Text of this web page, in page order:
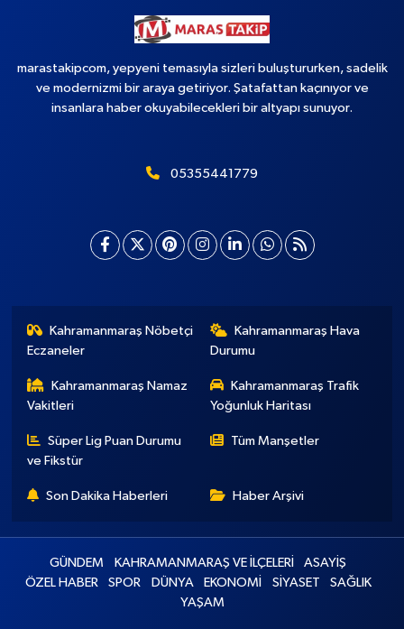
marastakipcom, yepyeni temasıyla sizleri buluştururken, sadelik
ve modernizmi bir araya getiriyor. Şatafattan kaçınıyor ve
insanlara haber okuyabilecekleri bir altyapı sunuyor.
05355441779
Kahramanmaraş Nöbetçi
Eczaneler
Kahramanmaraş Hava
Durumu
Kahramanmaraş Namaz
Vakitleri
Kahramanmaraş Trafik
Yoğunluk Haritası
Süper Lig Puan Durumu
ve Fikstür
Tüm Manşetler
Son Dakika Haberleri Haber Arşivi
GÜNDEM KAHRAMANMARAŞ VE İLÇELERİ
ASAYİŞ
ÖZEL HABER
SPOR DÜNYA EKONOMİ SİYASET
SAĞLIK
YAŞAM